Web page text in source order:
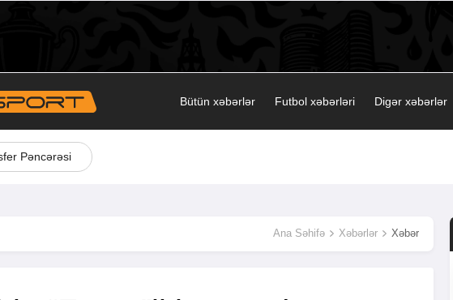
Bütün xəbərlər Futbol xəbərləri Digər xəbərlər
Pəncərəsi
Ana Səhifə Xəbərlər Xəbər